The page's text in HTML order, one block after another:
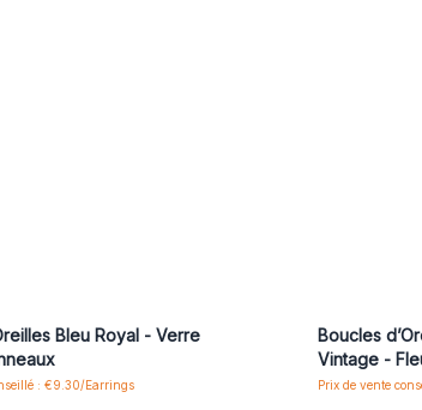
Bleu Royal - Verre
: €9.30/Earrings
Boucles
Vintage -
Prix de vente